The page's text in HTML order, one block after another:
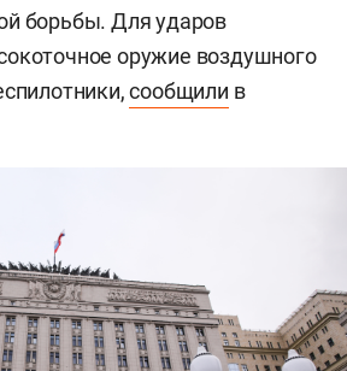
борьбы. Для ударов
оружие воздушного
сообщили в